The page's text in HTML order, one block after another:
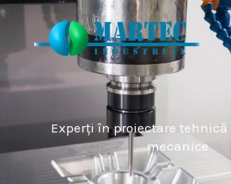
Skip
Experți în proiectare tehnică
mecanice